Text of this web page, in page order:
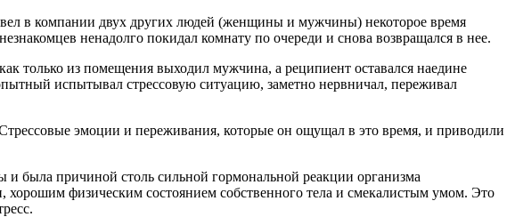
в компании двух других людей (женщины и мужчины) некоторое время
ненадолго покидал комнату по очереди и снова возвращался в нее.
только из помещения выходил мужчина, а реципиент оставался наедине
испытывал стрессовую ситуацию, заметно нервничал, переживал
эмоции и переживания, которые он ощущал в это время, и приводили
была причиной столь сильной гормональной реакции организма
физическим состоянием собственного тела и смекалистым умом. Это